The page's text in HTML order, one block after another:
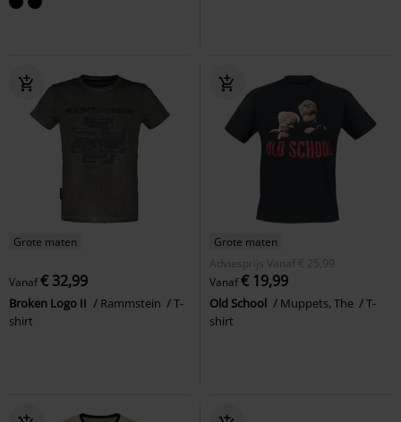
Grote maten
Vanaf€ 32,99
Broken Logo II Rammstein
T-
shirt
Grote maten
Adviesprijs
Vanaf € 25,99
Vanaf€ 19,99
Old School Muppets, The
T-
shirt